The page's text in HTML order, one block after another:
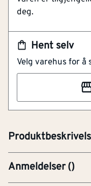
Hent selv
Velg varehus for å
deg.
NOBB 49139803
Anmeldelser()